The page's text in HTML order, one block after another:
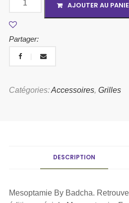
AJOUTER AU
Partager:
Catégories:Accessoires, Grilles
DESCRIPTION
Mesoptamie By Badcha.